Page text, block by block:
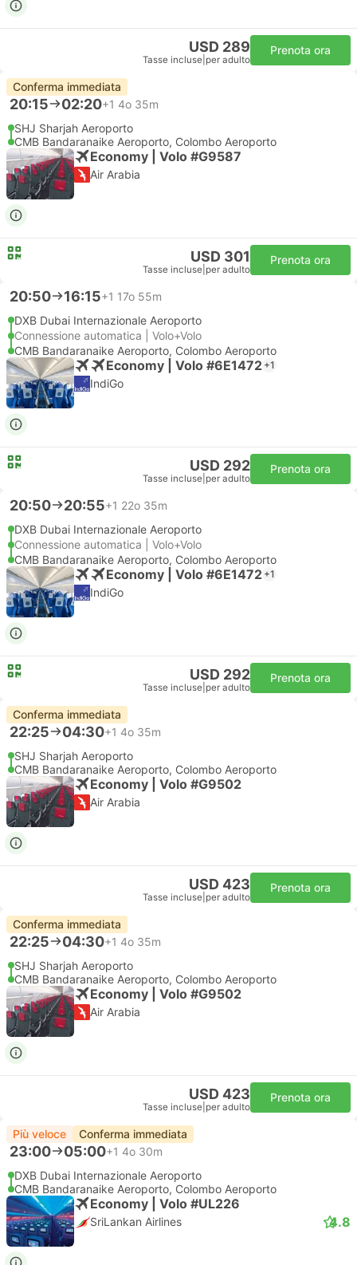
USD 289
Tasse incluse per adulto
Prenota ora
Conferma immediata
20:15 02:20+1 4o 35m
SHJ Sharjah Aeroporto
CMB Bandaranaike Aeroporto, Colombo Aeroporto
Economy | Volo #G9587
Air Arabia
USD 301
Tasse incluse per adulto
Prenota ora
20:50 16:15+1 17o 55m
DXB Dubai Internazionale Aeroporto
Connessione automatica | Volo+Volo
CMB Bandaranaike Aeroporto, Colombo Aeroporto
Economy | Volo #6E1472 +1
IndiGo
USD 292
Tasse incluse per adulto
Prenota ora
20:50 20:55+1 22o 35m
DXB Dubai Internazionale Aeroporto
Connessione automatica | Volo+Volo
CMB Bandaranaike Aeroporto, Colombo Aeroporto
Economy | Volo #6E1472 +1
IndiGo
USD 292
Tasse incluse per adulto
Prenota ora
Conferma immediata
22:25 04:30+1 4o 35m
SHJ Sharjah Aeroporto
CMB Bandaranaike Aeroporto, Colombo Aeroporto
Economy | Volo #G9502
Air Arabia
USD 423
Tasse incluse per adulto
Prenota ora
Conferma immediata
22:25 04:30+1 4o 35m
SHJ Sharjah Aeroporto
CMB Bandaranaike Aeroporto, Colombo Aeroporto
Economy | Volo #G9502
Air Arabia
USD 423
Tasse incluse per adulto
Prenota ora
Più veloce Conferma immediata
23:00 05:00+1 4o 30m
DXB Dubai Internazionale Aeroporto
CMB Bandaranaike Aeroporto, Colombo Aeroporto
Economy | Volo #UL226
SriLankan Airlines 4.8